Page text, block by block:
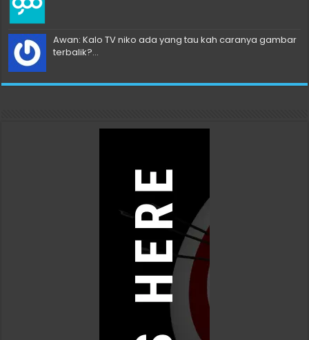
Awan: Kalo TV niko ada yang tau kah caranya gambar
terbalik?...